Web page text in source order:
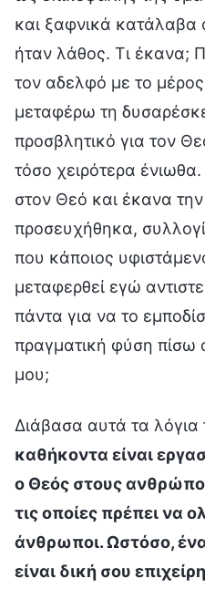
και ξαφνικά κατάλαβα
ήταν λάθος. Τι έκανα;
τον αδελφό με το
μεταφέρω τη
προσβλητικό για τον
τόσο χειρότερα
στον Θεό και έκανα
προσευχήθηκα,
που κάποιος
μεταφερθεί εγώ
πάντα για να το
πραγματική φύση πίσω
μου;
Διάβασα αυτά τα
καθήκοντα είναι
ο Θεός στους
τις οποίες πρέπει να
άνθρωποι. Ωστόσο,
είναι δική σου